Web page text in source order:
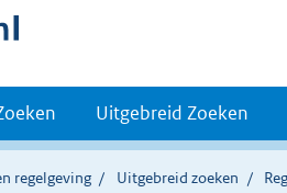
Uitgebreid Zoeken
regelgeving Uitgebreid zoeken